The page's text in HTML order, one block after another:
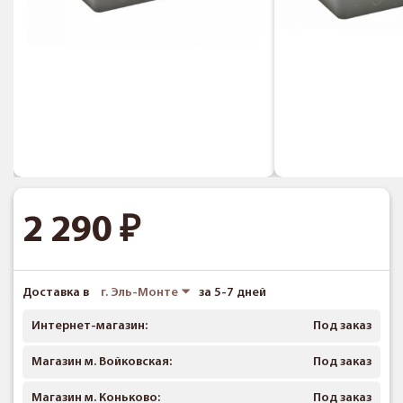
2 290
Доставка в г. Эль-Монте за 5-7 дней
Интернет-магазин: Под заказ
Магазин м. Войковская: Под заказ
Магазин м. Коньково: Под заказ